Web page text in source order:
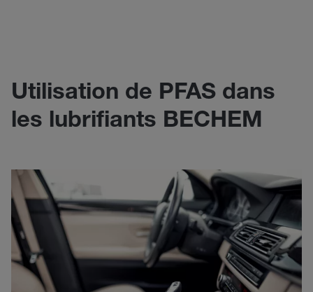
Utilisation de PFAS dans
les lubrifiants BECHEM